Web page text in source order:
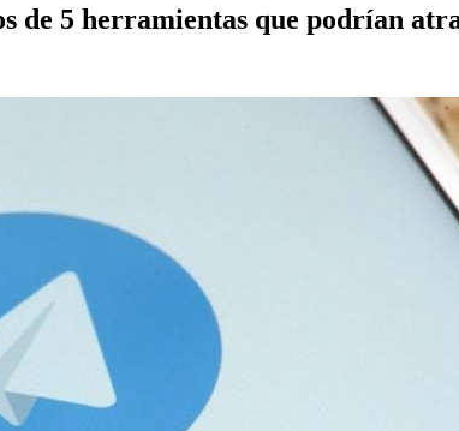
de 5 herramientas que podrían